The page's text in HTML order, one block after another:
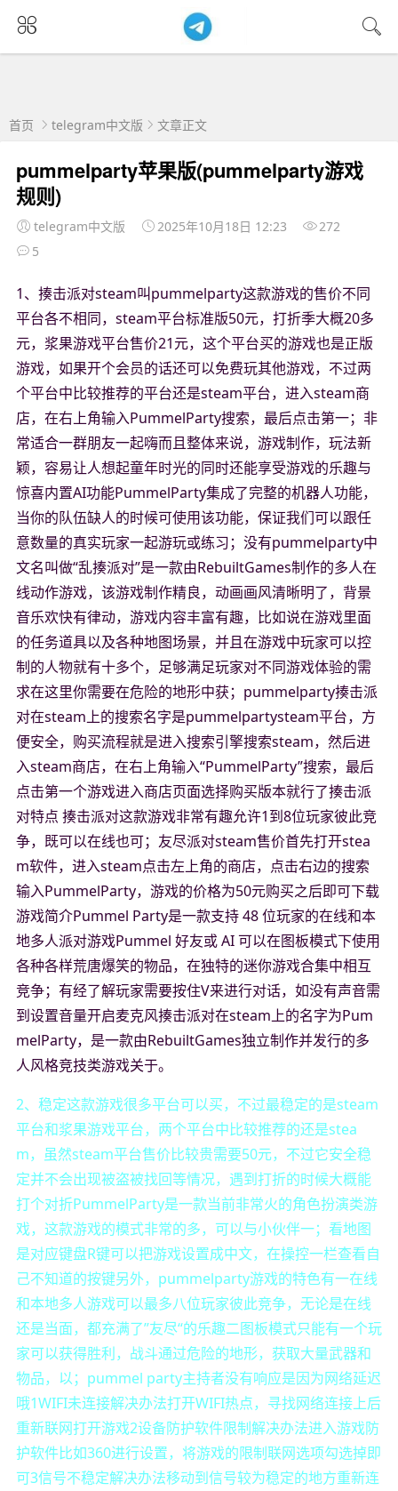
首页 telegram中文版 文章正文
pummelparty苹果版(pummelparty游戏
规则)
telegram中文版 2025年10月18日 12:23
272
5
1、揍击派对steam叫pummelparty这款游戏的售价不同
平台各不相同，steam平台标准版50元，打折季大概20多
元，浆果游戏平台售价21元，这个平台买的游戏也是正版
游戏，如果开个会员的话还可以免费玩其他游戏，不过两
个平台中比较推荐的平台还是steam平台，进入steam商
店，在右上角输入PummelParty搜索，最后点击第一；非
常适合一群朋友一起嗨而且整体来说，游戏制作，玩法新
颖，容易让人想起童年时光的同时还能享受游戏的乐趣与
惊喜内置AI功能PummelParty集成了完整的机器人功能，
当你的队伍缺人的时候可使用该功能，保证我们可以跟任
意数量的真实玩家一起游玩或练习；没有pummelparty中
文名叫做“乱揍派对”是一款由RebuiltGames制作的多人在
线动作游戏，该游戏制作精良，动画画风清晰明了，背景
音乐欢快有律动，游戏内容丰富有趣，比如说在游戏里面
的任务道具以及各种地图场景，并且在游戏中玩家可以控
制的人物就有十多个，足够满足玩家对不同游戏体验的需
求在这里你需要在危险的地形中获；pummelparty揍击派
对在steam上的搜索名字是pummelpartysteam平台，方
便安全，购买流程就是进入搜索引擎搜索steam，然后进
入steam商店，在右上角输入“PummelParty”搜索，最后
点击第一个游戏进入商店页面选择购买版本就行了揍击派
对特点 揍击派对这款游戏非常有趣允许1到8位玩家彼此竞
争，既可以在线也可；友尽派对steam售价首先打开stea
m软件，进入steam点击左上角的商店，点击右边的搜索
输入PummelParty，游戏的价格为50元购买之后即可下载
游戏简介Pummel Party是一款支持 48 位玩家的在线和本
地多人派对游戏Pummel 好友或 AI 可以在图板模式下使用
各种各样荒唐爆笑的物品，在独特的迷你游戏合集中相互
竞争；有经了解玩家需要按住V来进行对话，如没有声音需
到设置音量开启麦克风揍击派对在steam上的名字为Pum
melParty，是一款由RebuiltGames独立制作并发行的多
人风格竞技类游戏关于。
2、稳定这款游戏很多平台可以买，不过最稳定的是steam
平台和浆果游戏平台，两个平台中比较推荐的还是stea
m，虽然steam平台售价比较贵需要50元，不过它安全稳
定并不会出现被盗被找回等情况，遇到打折的时候大概能
打个对折PummelParty是一款当前非常火的角色扮演类游
戏，这款游戏的模式非常的多，可以与小伙伴一；看地图
是对应键盘R键可以把游戏设置成中文，在操控一栏查看自
己不知道的按键另外，pummelparty游戏的特色有一在线
和本地多人游戏可以最多八位玩家彼此竞争，无论是在线
还是当面，都充满了”友尽“的乐趣二图板模式只能有一个玩
家可以获得胜利，战斗通过危险的地形，获取大量武器和
物品，以；pummel party主持者没有响应是因为网络延迟
哦1WIFI未连接解决办法打开WIFI热点，寻找网络连接上后
重新联网打开游戏2设备防护软件限制解决办法进入游戏防
护软件比如360进行设置，将游戏的限制联网选项勾选掉即
可3信号不稳定解决办法移动到信号较为稳定的地方重新连